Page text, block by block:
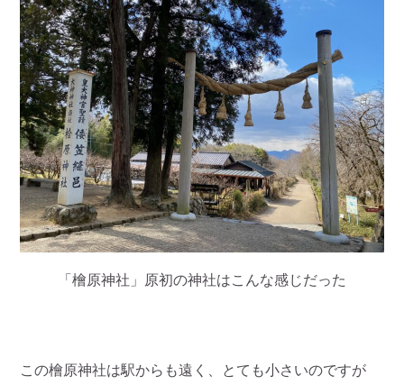
「檜原神社」原初の神社はこんな感じだった
この檜原神社は駅からも遠く、とても小さいのですが